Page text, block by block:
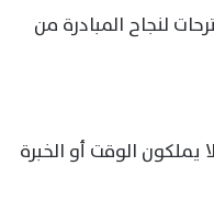
لنجاح المبادرة من
يملكون الوقت أو الخبرة